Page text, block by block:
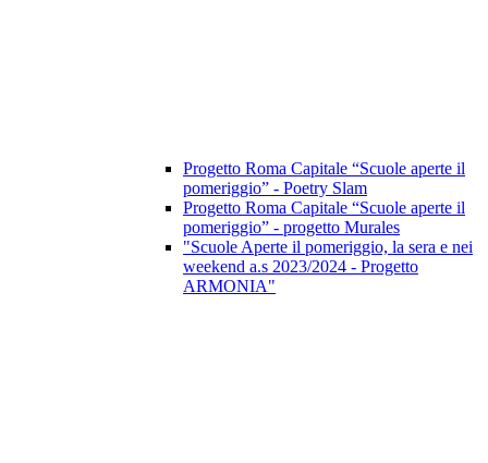
Progetto Roma Capitale “Scuole aperte il
pomeriggio” - Poetry Slam
Progetto Roma Capitale “Scuole aperte il
pomeriggio” - progetto Murales
"Scuole Aperte il pomeriggio, la sera e nei
weekend a.s 2023/2024 - Progetto
ARMONIA"